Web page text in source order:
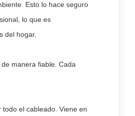
Esto lo hace seguro
lo que es
del hogar.
manera fiable. Cada
el cableado. Viene en